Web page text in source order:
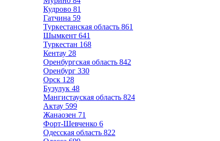
Кудрово 81
Гатчина 59
Туркестанская область 861
Шымкент 641
Туркестан 168
Кентау 28
Оренбургская область 842
Оренбург 330
Орск 128
Бузулук 48
Мангистауская область 824
Актау 599
Жанаозен 71
Форт-Шевченко 6
Одесская область 822